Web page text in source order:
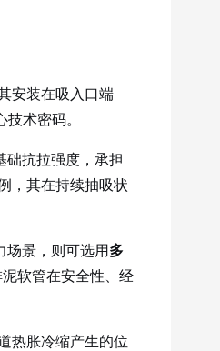
安装在吸入口端
术密码。
础抗拉强度，承担
，其在持续抽吸状
场景，则可选用多
软管在安全性、经
热胀冷缩产生的位